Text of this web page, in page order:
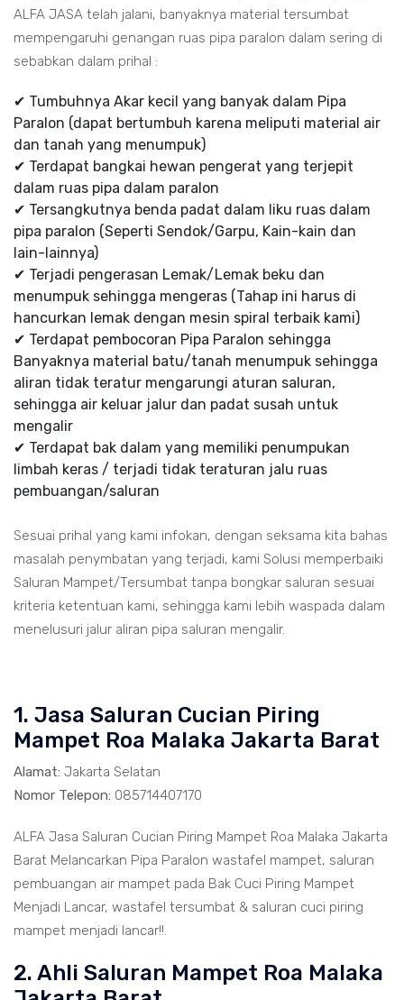
ALFA JASA telah jalani, banyaknya material tersumbat
mempengaruhi genangan ruas pipa paralon dalam sering di
sebabkan dalam prihal :
✔ Tumbuhnya Akar kecil yang banyak dalam Pipa
Paralon (dapat bertumbuh karena meliputi material air
dan tanah yang menumpuk)
✔ Terdapat bangkai hewan pengerat yang terjepit
dalam ruas pipa dalam paralon
✔ Tersangkutnya benda padat dalam liku ruas dalam
pipa paralon (Seperti Sendok/Garpu, Kain-kain dan
lain-lainnya)
✔ Terjadi pengerasan Lemak/Lemak beku dan
menumpuk sehingga mengeras (Tahap ini harus di
hancurkan lemak dengan mesin spiral terbaik kami)
✔ Terdapat pembocoran Pipa Paralon sehingga
Banyaknya material batu/tanah menumpuk sehingga
aliran tidak teratur mengarungi aturan saluran,
sehingga air keluar jalur dan padat susah untuk
mengalir
✔ Terdapat bak dalam yang memiliki penumpukan
limbah keras / terjadi tidak teraturan jalu ruas
pembuangan/saluran
Sesuai prihal yang kami infokan, dengan seksama kita bahas
masalah penymbatan yang terjadi, kami Solusi memperbaiki
Saluran Mampet/Tersumbat tanpa bongkar saluran sesuai
kriteria ketentuan kami, sehingga kami lebih waspada dalam
menelusuri jalur aliran pipa saluran mengalir.
1. Jasa Saluran Cucian Piring
Mampet Roa Malaka Jakarta Barat
Alamat: Jakarta Selatan
Nomor Telepon: 085714407170
ALFA Jasa Saluran Cucian Piring Mampet Roa Malaka Jakarta
Barat Melancarkan Pipa Paralon wastafel mampet, saluran
pembuangan air mampet pada Bak Cuci Piring Mampet
Menjadi Lancar, wastafel tersumbat & saluran cuci piring
mampet menjadi lancar!!.
2. Ahli Saluran Mampet Roa Malaka